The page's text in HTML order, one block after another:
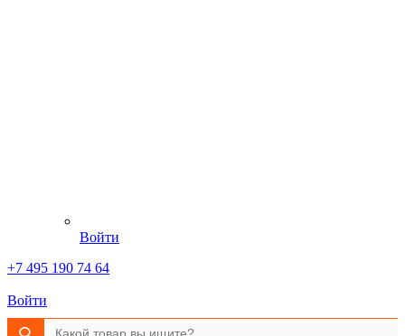
Войти
+7 495 190 74 64
Войти